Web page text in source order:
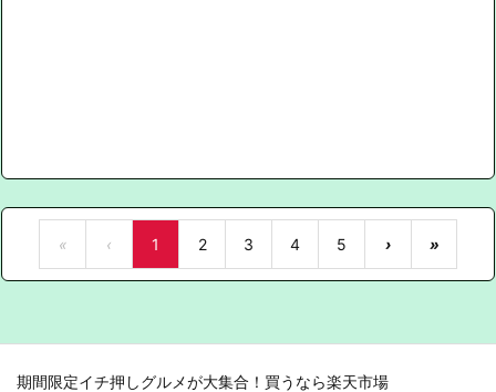
« ‹ 1 2 3 4 5 › »
期間限定イチ押しグルメが大集合！買うなら楽天市場